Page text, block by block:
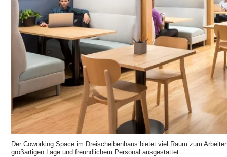
Der Coworking Space im Dreischeibenhaus bietet viel Raum zum
großartigen Lage und freundlichem Personal ausgestattet